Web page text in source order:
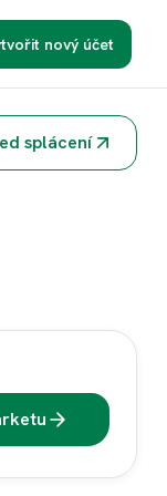
nový účet
splácení